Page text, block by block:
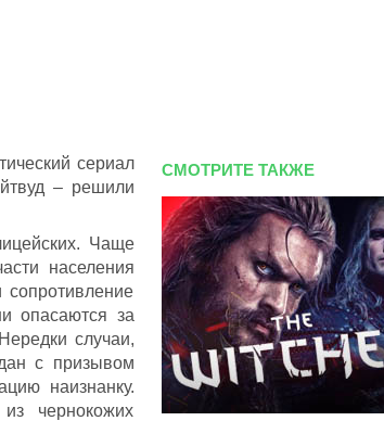
сериал
– решили
Чаще
населения
опасаются за
случаи,
с призывом
наизнанку.
чернокожих
СМОТРИТЕ ТАКЖЕ